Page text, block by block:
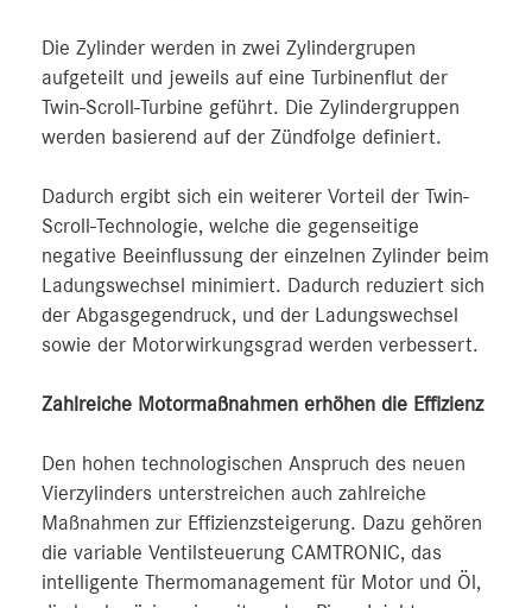
Die Zylinder werden in zwei Zylindergrupen
aufgeteilt und jeweils auf eine Turbinenflut der
Twin-Scroll-Turbine geführt. Die Zylindergruppen
werden basierend auf der Zündfolge definiert.
Dadurch ergibt sich ein weiterer Vorteil der Twin-
Scroll-Technologie, welche die gegenseitige
negative Beeinflussung der einzelnen Zylinder beim
Ladungswechsel minimiert. Dadurch reduziert sich
der Abgasgegendruck, und der Ladungswechsel
sowie der Motorwirkungsgrad werden verbessert.
Zahlreiche Motormaßnahmen erhöhen die Effizienz
Den hohen technologischen Anspruch des neuen
Vierzylinders unterstreichen auch zahlreiche
Maßnahmen zur Effizienzsteigerung. Dazu gehören
die variable Ventilsteuerung CAMTRONIC, das
intelligente Thermomanagement für Motor und Öl,